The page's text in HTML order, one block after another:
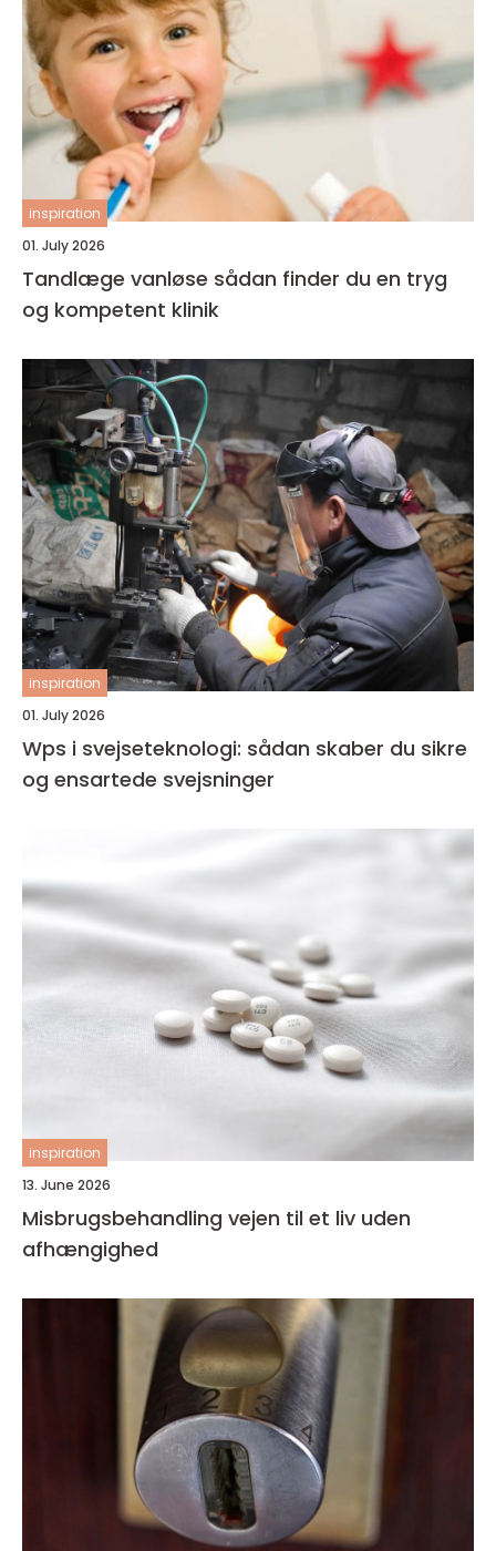
inspiration
01. July 2026
Tandlæge vanløse sådan finder du en tryg
og kompetent klinik
inspiration
01. July 2026
Wps i svejseteknologi: sådan skaber du sikre
og ensartede svejsninger
inspiration
13. June 2026
Misbrugsbehandling vejen til et liv uden
afhængighed